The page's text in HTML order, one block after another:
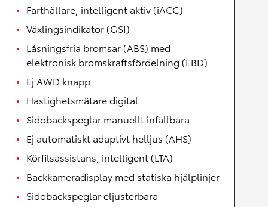
Farthållare, intelligent aktiv (iACC)
Växlingsindikator (GSI)
Låsningsfria bromsar (ABS) med
elektronisk bromskraftsfördelning (EBD)
Ej AWD knapp
Hastighetsmätare digital
Sidobackspeglar manuellt infällbara
Ej automatiskt adaptivt helljus (AHS)
Körfilsassistans, intelligent (LTA)
Backkameradisplay med statiska hjälplinjer
Sidobackspeglar eljusterbara